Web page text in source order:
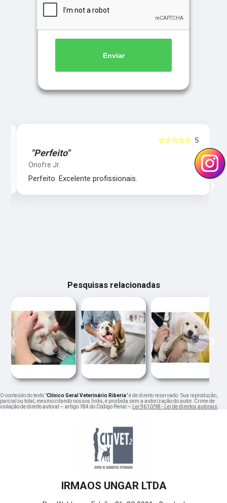
Enviar
5
☆☆☆☆☆
"Perfeito"
Onofre Jr.
Perfeito. Excelente profissionais.
‹ ›
Pesquisas relacionadas
‹ ›
O conteúdo do texto "Clínico Geral Veterinário Riberia" é de direito reservado. Sua reprodução,
parcial ou total, mesmo citando nossos links, é proibida sem a autorização do autor. Crime de
violação de direito autoral – artigo 184 do Código Penal –
Lei 9610/98 - Lei de direitos autorais
IRMAOS UNGAR LTDA